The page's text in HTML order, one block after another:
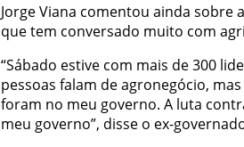
Jorge Viana comentou ainda
que tem conversado muito com
“Sábado estive com mais de 300
pessoas falam de agronegócio,
foram no meu governo. A luta
meu governo”, disse o ex-